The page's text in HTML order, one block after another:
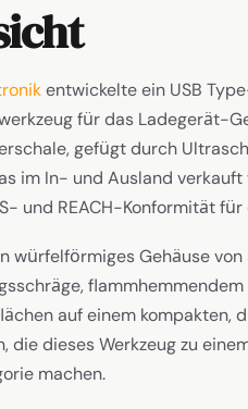
entwickelte ein USB
für das Ladegerät-
gefügt durch
im In- und Ausland
und REACH-Konformität
würfelförmiges Gehäuse
auf einem kompakten,
die dieses Werkzeug zu
machen.